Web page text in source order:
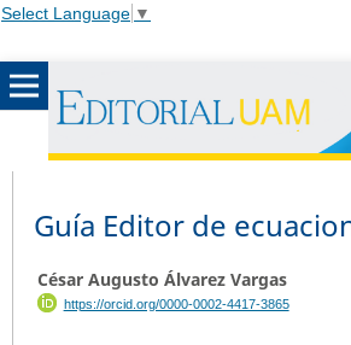
Select Language ▼
Guía Editor de
César Augusto Álvarez Vargas
https://orcid.org/0000-0002-4417-3865